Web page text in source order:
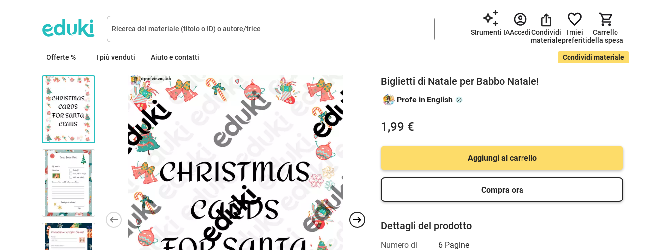
Strumenti IAAccediCondividi
materiale
I miei
preferiti
Carrello
della spesa
Offerte % I più venduti Condividi materiale
Aiuto e contatti
Biglietti di Natale per Babbo Natale!
Profe in English
1,99 €
Aggiungi al carrello
Compra ora
Dettagli del prodotto
Numero di
6 Pagine